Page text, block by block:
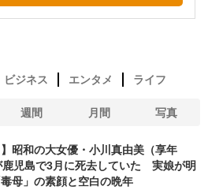
ビジネス エンタメ ライフ
週間 月間 写真
】昭和の大女優・小川真由美（享年
鹿児島で3月に死去していた 実娘が明
母」の素顔と空白の晩年